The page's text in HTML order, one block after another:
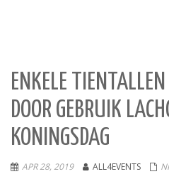
ENKELE
DOOR GEBRUIK
KONINGSDAG
APR 28, 2019 ALL4EVENTS